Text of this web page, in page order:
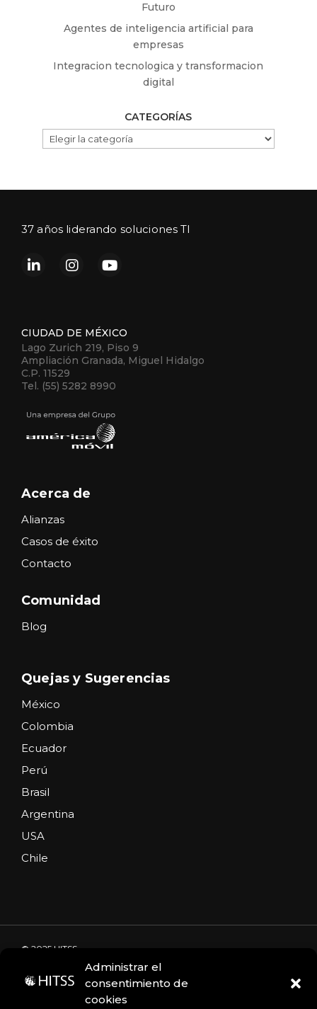
Administrar el
consentimiento de
cookies
Futuro
Agentes de inteligencia artificial para
empresas
Integracion tecnologica y transformacion
digital
CATEGORÍAS
CATEGORÍAS
37 años liderando soluciones TI
CIUDAD DE MÉXICO
Lago Zurich 219, Piso 9
Ampliación Granada, Miguel Hidalgo
C.P. 11529
Tel. (55) 5282 8990
Acerca de
Alianzas
Casos de éxito
Contacto
Comunidad
Blog
Quejas y Sugerencias
México
Colombia
Ecuador
Perú
Brasil
Argentina
USA
Chile
© 2025 HITSS
Código de Ética